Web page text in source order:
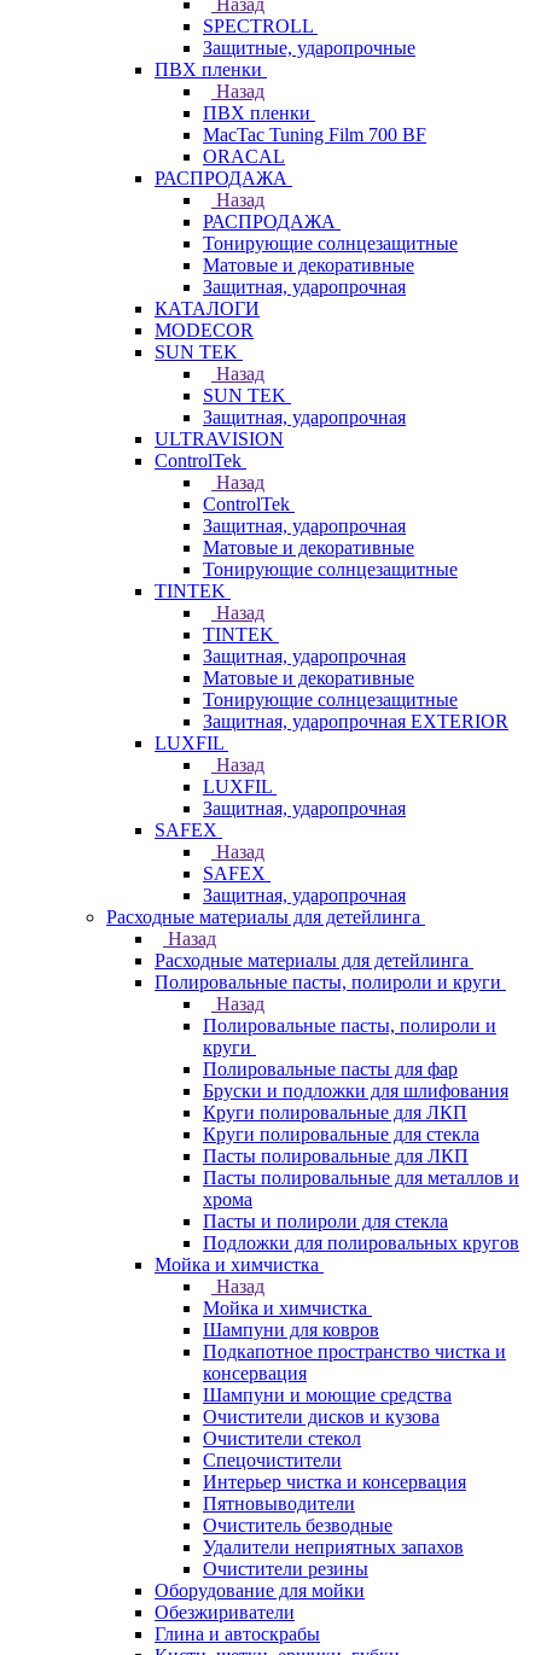
Назад
SPECTROLL
Защитные, ударопрочные
ПВХ пленки
Назад
ПВХ пленки
MacTac Tuning Film 700 BF
ORACAL
РАСПРОДАЖА
Назад
РАСПРОДАЖА
Тонирующие солнцезащитные
Матовые и декоративные
Защитная, ударопрочная
КАТАЛОГИ
MODECOR
SUN TEK
Назад
SUN TEK
Защитная, ударопрочная
ULTRAVISION
ControlTek
Назад
ControlTek
Защитная, ударопрочная
Матовые и декоративные
Тонирующие солнцезащитные
TINTEK
Назад
TINTEK
Защитная, ударопрочная
Матовые и декоративные
Тонирующие солнцезащитные
Защитная, ударопрочная EXTERIOR
LUXFIL
Назад
LUXFIL
Защитная, ударопрочная
SAFEX
Назад
SAFEX
Защитная, ударопрочная
Расходные материалы для детейлинга
Назад
Расходные материалы для детейлинга
Полировальные пасты, полироли и круги
Назад
Полировальные пасты, полироли и
круги
Полировальные пасты для фар
Бруски и подложки для шлифования
Круги полировальные для ЛКП
Круги полировальные для стекла
Пасты полировальные для ЛКП
Пасты полировальные для металлов и
хрома
Пасты и полироли для стекла
Подложки для полировальных кругов
Мойка и химчистка
Назад
Мойка и химчистка
Шампуни для ковров
Подкапотное пространство чистка и
консервация
Шампуни и моющие средства
Очистители дисков и кузова
Очистители стекол
Спецочистители
Интерьер чистка и консервация
Пятновыводители
Очиститель безводные
Удалители неприятных запахов
Очистители резины
Оборудование для мойки
Обезжириватели
Глина и автоскрабы